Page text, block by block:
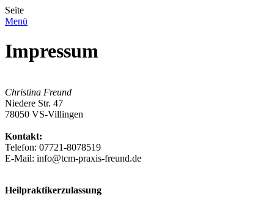
Seite
Menü
Impressum
Christina Freund
Niedere Str. 47
78050 VS-Villingen
Kontakt:
Telefon: 07721-8078519
E-Mail: info@tcm-praxis-freund.de
Heilpraktikerzulassung